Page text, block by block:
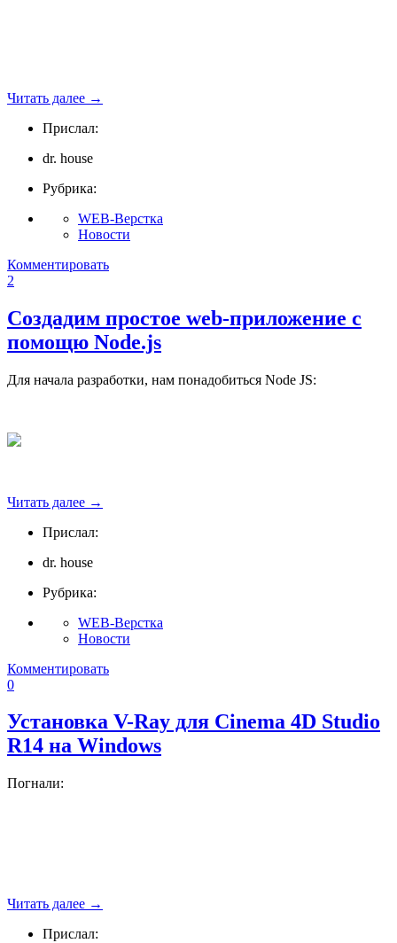
Читать далее →
Прислал:
dr. house
Рубрика:
WEB-Верстка
Новости
Комментировать
2
Создадим простое web-приложение с
помощю Node.js
Для начала разработки, нам понадобиться Node JS:
Читать далее →
Прислал:
dr. house
Рубрика:
WEB-Верстка
Новости
Комментировать
0
Установка V-Ray для Cinema 4D Studio
R14 на Windows
Погнали:
Читать далее →
Прислал: